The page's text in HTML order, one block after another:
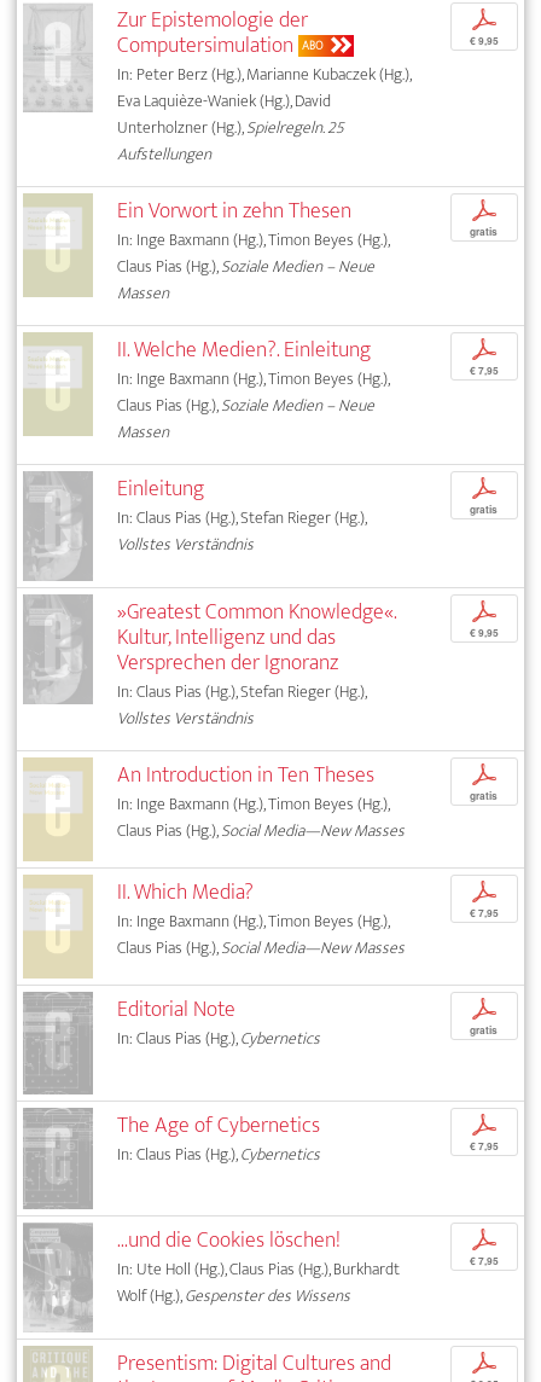
Zur Epistemologie der
Computersimulation ABO
In: Peter Berz (Hg.), Marianne Kubaczek (Hg.),
Eva Laquièze-Waniek (Hg.), David
Unterholzner (Hg.),Spielregeln. 25
Aufstellungen
p
€ 9,95
Ein Vorwort in zehn Thesen
In: Inge Baxmann (Hg.), Timon Beyes (Hg.),
Claus Pias (Hg.),Soziale Medien – Neue
Massen
p
gratis
II. Welche Medien?. Einleitung
In: Inge Baxmann (Hg.), Timon Beyes (Hg.),
Claus Pias (Hg.),Soziale Medien – Neue
Massen
p
€ 7,95
Einleitung
In: Claus Pias (Hg.), Stefan Rieger (Hg.),
Vollstes Verständnis
p
gratis
»Greatest Common Knowledge«.
Kultur, Intelligenz und das
Versprechen der Ignoranz
In: Claus Pias (Hg.), Stefan Rieger (Hg.),
Vollstes Verständnis
p
€ 9,95
An Introduction in Ten Theses
In: Inge Baxmann (Hg.), Timon Beyes (Hg.),
Claus Pias (Hg.),Social Media—New Masses
p
gratis
II. Which Media?
In: Inge Baxmann (Hg.), Timon Beyes (Hg.),
Claus Pias (Hg.),Social Media—New Masses
p
€ 7,95
Editorial Note
In: Claus Pias (Hg.),Cybernetics
p
gratis
The Age of Cybernetics
In: Claus Pias (Hg.),Cybernetics
p
€ 7,95
...und die Cookies löschen!
In: Ute Holl (Hg.), Claus Pias (Hg.), Burkhardt
Wolf (Hg.),Gespenster des Wissens
p
€ 7,95
Presentism: Digital Cultures and p